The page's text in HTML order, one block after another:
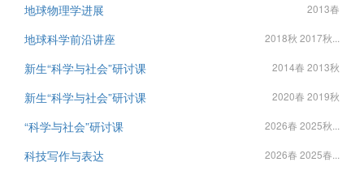
地球物理学进展 2013春
地球科学前沿讲座 2018秋 2017秋...
新生“科学与社会”研讨课 2014春 2013秋
新生“科学与社会”研讨课 2020春 2019秋
“科学与社会”研讨课 2026春 2025秋...
科技写作与表达 2026春 2025春...